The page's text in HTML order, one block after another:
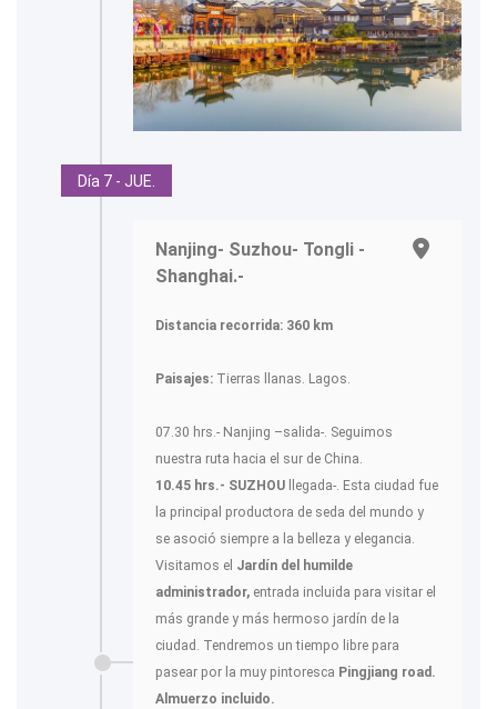
Día 7 - JUE.
Nanjing- Suzhou- Tongli -
Shanghai.-
Distancia recorrida: 360 km
Paisajes: Tierras llanas. Lagos.
07.30 hrs.- Nanjing –salida-. Seguimos
nuestra ruta hacia el sur de China.
10.45 hrs.- SUZHOU
llegada-. Esta ciudad fue
la principal productora de seda del mundo y
se asoció siempre a la belleza y elegancia.
Visitamos el Jardín del humilde
administrador, entrada incluida para visitar el
más grande y más hermoso jardín de la
ciudad. Tendremos un tiempo libre para
pasear por la muy pintoresca Pingjiang road.
Almuerzo incluido.